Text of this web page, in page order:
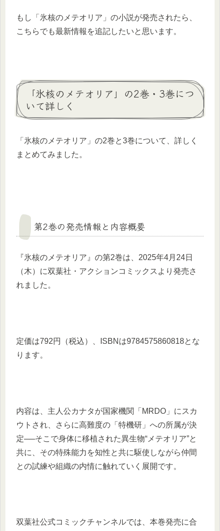
もし「氷核のメテオリア」の小説が発売されたら、
こちらでも最新情報を追記したいと思います。
「氷核のメテオリア」の2巻・3巻につ
いて詳しく
「氷核のメテオリア」の2巻と3巻について、詳しく
まとめてみました。
第2巻の発売情報と内容概要
『氷核のメテオリア』の第2巻は、2025年4月24日
（木）に双葉社・アクションコミックスより発売さ
れました。
定価は792円（税込）、ISBNは9784575860818とな
ります。
内容は、主人公カナタが国家機関「MRDO」にスカ
ウトされ、さらに高難度の「特機研」への所属が決
定──そこで身体に移植された異生物“メテオリア”と
共に、その特殊能力を知性と共に駆使しながら仲間
との試練や組織の内情に触れていく展開です。
双葉社公式コミックチャンネルでは、本巻発売に合